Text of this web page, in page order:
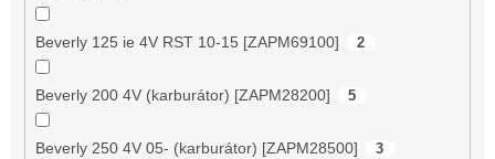
Beverly 125 ie 4V RST 10-15 [ZAPM69100] 2
Beverly 200 4V (karburátor) [ZAPM28200] 5
Beverly 250 4V 05- (karburátor) [ZAPM28500] 3